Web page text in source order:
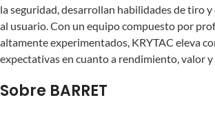
la seguridad, desarrollan habilidades de tiro
al usuario. Con un equipo compuesto por
altamente experimentados, KRYTAC eleva
expectativas en cuanto a rendimiento, valor y
Sobre BARRET